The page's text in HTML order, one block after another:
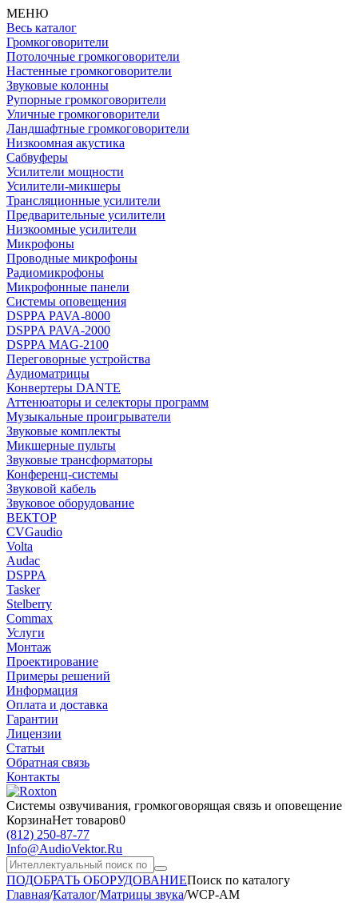
МЕНЮ
Весь каталог
Громкоговорители
Потолочные громкоговорители
Настенные громкоговорители
Звуковые колонны
Рупорные громкоговорители
Уличные громкоговорители
Ландшафтные громкоговорители
Низкоомная акустика
Сабвуферы
Усилители мощности
Усилители-микшеры
Трансляционные усилители
Предварительные усилители
Низкоомные усилители
Микрофоны
Проводные микрофоны
Радиомикрофоны
Микрофонные панели
Системы оповещения
DSPPA PAVA-8000
DSPPA PAVA-2000
DSPPA MAG-2100
Переговорные устройства
Аудиоматрицы
Конвертеры DANTE
Аттенюаторы и селекторы программ
Музыкальные проигрыватели
Звуковые комплекты
Микшерные пульты
Звуковые трансформаторы
Конференц-системы
Звуковой кабель
Звуковое оборудование
ВЕКТОР
CVGaudio
Volta
Audac
DSPPA
Tasker
Stelberry
Commax
Услуги
Монтаж
Проектирование
Примеры решений
Информация
Оплата и доставка
Гарантии
Лицензии
Статьи
Обратная связь
Контакты
Системы озвучивания, громкоговорящая связь и оповещение
КорзинаНет товаров0
(812) 250-87-77
Info@AudioVektor.Ru
ПОДОБРАТЬ ОБОРУДОВАНИЕПоиск по каталогу
Главная/Каталог/Матрицы звука/WCP-AM